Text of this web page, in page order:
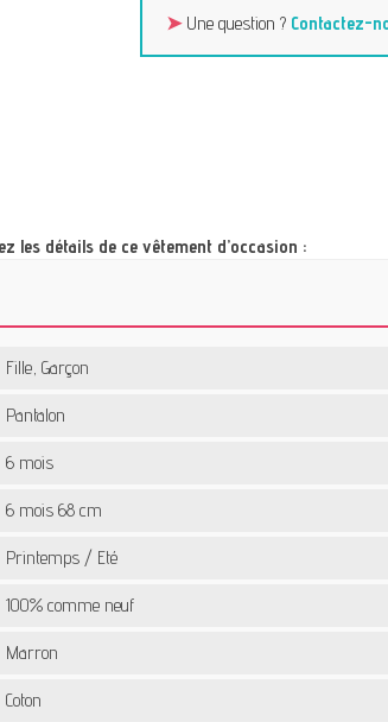
➤Une question ? Contactez-
les détails de ce vêtement d’occasion :
Fille, Garçon
Pantalon
6 mois
6 mois 68 cm
Printemps / Eté
100% comme neuf
Marron
Coton